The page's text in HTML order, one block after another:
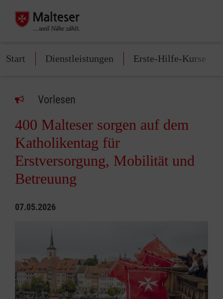
Start Dienstleistungen Erste-Hilfe-Kurse
Vorlesen
400 Malteser sorgen auf dem
Katholikentag für
Erstversorgung, Mobilität und
Betreuung
07.05.2026